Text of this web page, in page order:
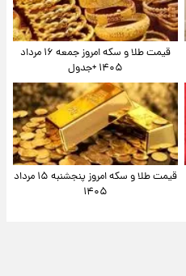
قیمت طلا و سکه امروز جمعه ۱۶ مرداد
۱۴۰۵ +جدول
قیمت طلا و سکه امروز پنجشنبه ۱۵ مرداد
۱۴۰۵